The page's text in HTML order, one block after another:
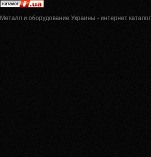
Металл и оборудование Украины - интернет каталог